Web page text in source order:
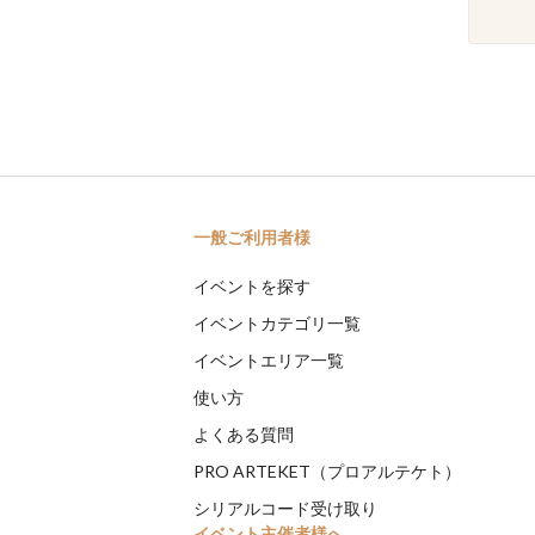
一般ご利用者様
イベントを探す
イベントカテゴリ一覧
イベントエリア一覧
使い方
よくある質問
PRO ARTEKET（プロアルテケト）
シリアルコード受け取り